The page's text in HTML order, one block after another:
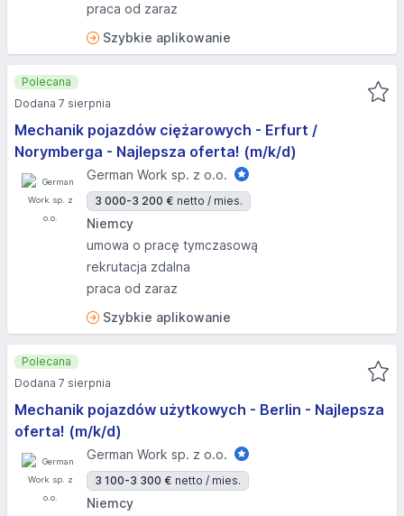
praca od zaraz
Szybkie aplikowanie
Mechanik pojazdów ciężarowych - Erfurt /
Norymberga - Najlepsza oferta! (m/k/d)
German Work sp. z o.o.
3 000-3 200 € netto / mies.
Niemcy
umowa o pracę tymczasową
rekrutacja zdalna
praca od zaraz
Szybkie aplikowanie
Polecana
Dodana 7 sierpnia
Mechanik pojazdów użytkowych - Berlin - Najlepsza
oferta! (m/k/d)
German Work sp. z o.o.
3 100-3 300 € netto / mies.
Niemcy
Polecana
Dodana 7 sierpnia